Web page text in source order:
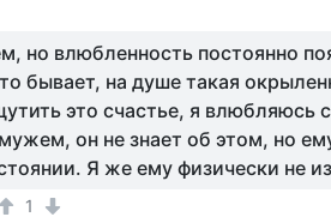
но влюбленность постоянно
бывает, на душе такая
это счастье, я влюбляюсь
он не знает об этом, но
Я же ему физически не
1